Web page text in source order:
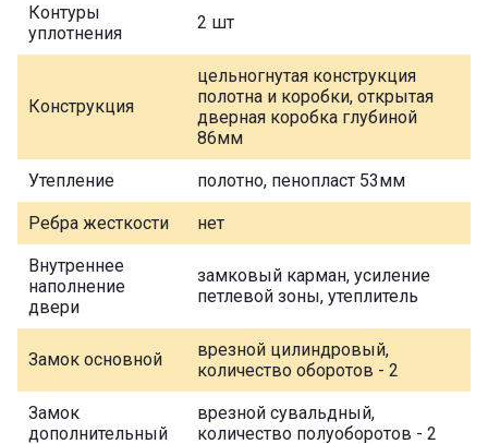
Контуры
уплотнения
2 шт
Конструкция
цельногнутая конструкция
полотна и коробки, открытая
дверная коробка глубиной
86мм
Утепление полотно, пенопласт 53мм
Ребра жесткости нет
Внутреннее
наполнение
двери
замковый карман, усиление
петлевой зоны, утеплитель
Замок основной
врезной цилиндровый,
количество оборотов - 2
Замок
дополнительный
врезной сувальдный,
количество полуоборотов - 2